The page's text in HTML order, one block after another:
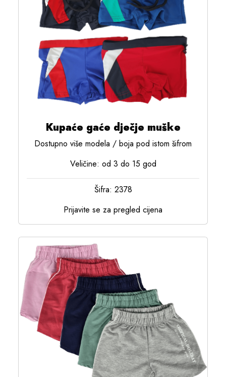
Kupaće gaće dječje muške
Dostupno više modela / boja pod istom šifrom
Veličine: od 3 do 15 god
Šifra: 2378
Prijavite se za pregled cijena